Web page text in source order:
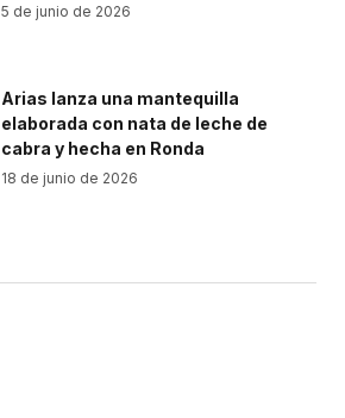
5 de junio de 2026
Arias lanza una mantequilla
elaborada con nata de leche de
cabra y hecha en Ronda
18 de junio de 2026